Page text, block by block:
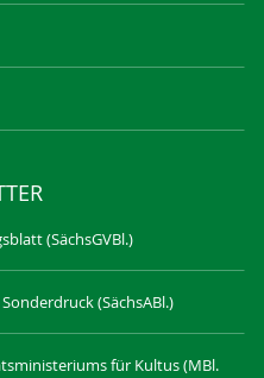
(SächsGVBl.)
(SächsABl.)
für Kultus (MBl.